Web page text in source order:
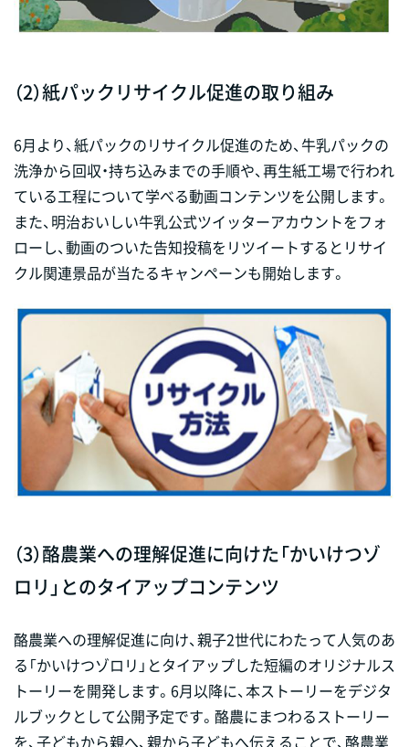
（2）紙パックリサイクル促進の取り組み
6月より、紙パックのリサイクル促進のため、牛乳パックの
洗浄から回収・持ち込みまでの手順や、再生紙工場で行われ
ている工程について学べる動画コンテンツを公開します。
また、明治おいしい牛乳公式ツイッターアカウントをフォ
ローし、動画のついた告知投稿をリツイートするとリサイ
クル関連景品が当たるキャンペーンも開始します。
（3）酪農業への理解促進に向けた「かいけつゾ
ロリ」とのタイアップコンテンツ
酪農業への理解促進に向け、親子2世代にわたって人気のあ
る「かいけつゾロリ」とタイアップした短編のオリジナルス
トーリーを開発します。6月以降に、本ストーリーをデジタ
ルブックとして公開予定です。酪農にまつわるストーリー
を、子どもから親へ、親から子どもへ伝えることで、酪農業